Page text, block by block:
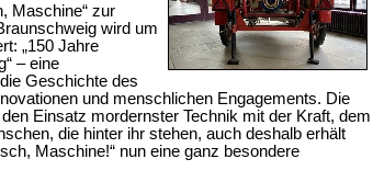
Maschine“ zur
wird um
„150 Jahre
– eine
Geschichte des
und menschlichen Engagements. Die
Einsatz mordernster Technik mit der Kraft, dem
die hinter ihr stehen, auch deshalb erhält
Maschine!“ nun eine ganz besondere